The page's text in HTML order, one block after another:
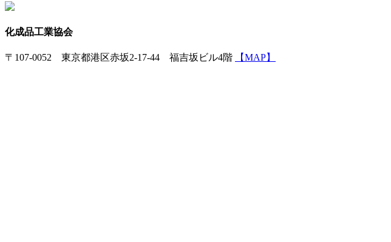
化成品工業協会
〒107-0052 東京都港区赤坂2-17-44 福吉坂ビル4階 【MAP】